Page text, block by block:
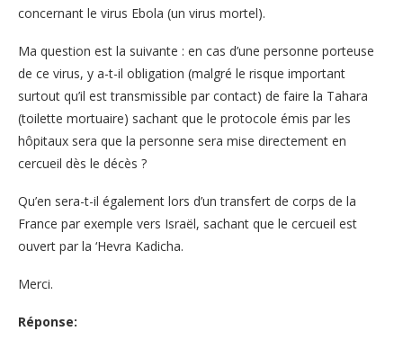
concernant le virus Ebola (un virus mortel).
Ma question est la suivante : en cas d’une personne porteuse
de ce virus, y a-t-il obligation (malgré le risque important
surtout qu’il est transmissible par contact) de faire la Tahara
(toilette mortuaire) sachant que le protocole émis par les
hôpitaux sera que la personne sera mise directement en
cercueil dès le décès ?
Qu’en sera-t-il également lors d’un transfert de corps de la
France par exemple vers Israël, sachant que le cercueil est
ouvert par la ‘Hevra Kadicha.
Merci.
Réponse: